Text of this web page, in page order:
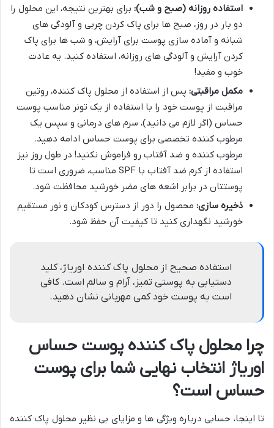
استفاده روزانه (صبح و شب): برای بهترین نتیجه، این محلول را
دو بار در روز، صبح ها برای پاک کردن چربی و آلودگی های
شبانه و آماده سازی پوست برای آرایش، و شب ها برای پاک
کردن آرایش و آلودگی های روزانه، استفاده کنید. یه عادت
خوب و مفید!
مکمل مراقبتی: پس از استفاده از محلول پاک کننده، روتین
مراقبت از پوست خود را با استفاده از یک تونر مناسب پوست
حساس (اگر لازم می دانید)، سرم های درمانی و سپس یک
مرطوب کننده تخصصی برای پوست حساس ادامه دهید.
مرطوب کننده و ضد آفتاب رو فراموش نکنید! در طول روز نیز
استفاده از کرم ضد آفتاب با SPF مناسب، ضروری است تا
پوستتان در برابر اشعه های مضر خورشید محافظت شود.
ذخیره سازی: محصول را دور از دسترس کودکان و نور مستقیم
خورشید نگهداری کنید تا کیفیت آن حفظ شود.
استفاده صحیح از محلول پاک کننده اوریاژ، کلید
دستیابی به پوستی تمیز، آرام و سالم است. کافی
است به پوست خود کمی مهربانی نشان دهید.
چرا محلول پاک کننده پوست حساس
اوریاژ انتخاب نهایی شما برای پوست
حساس است؟
تا اینجا، حسابی درباره ویژگی ها و مزایای بی نظیر محلول پاک کننده